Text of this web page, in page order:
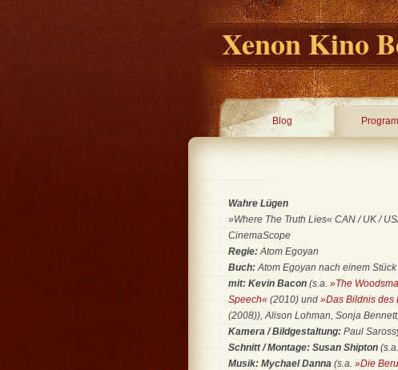
Xenon Kino
Blog
Wahre Lügen
»Where The Truth Lies« CAN / UK /
CinemaScope
Regie:Atom Egoyan
Buch:Atom Egoyan nach einem
mit: Kevin Bacon (s.a. »The
Speech« (2010) und »Das Bildnis des
(2008)), Alison Lohman, Sonja
Kamera / Bildgestaltung: Paul
Schnitt / Montage: Susan Shipton (s.a.
Musik: Mychael Danna (s.a. »Die